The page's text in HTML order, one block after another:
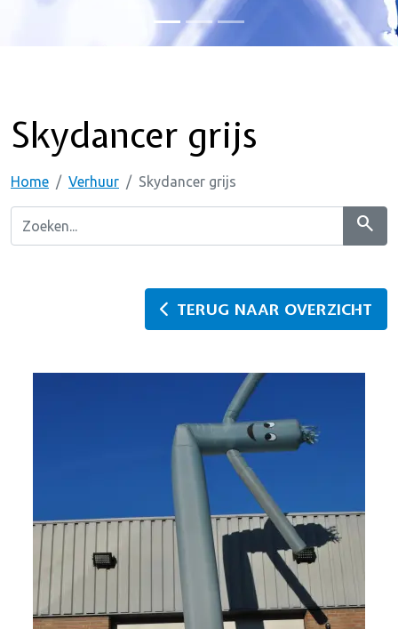
Skydancer grijs
Home Verhuur Skydancer grijs
search
TERUG NAAR OVERZICHT